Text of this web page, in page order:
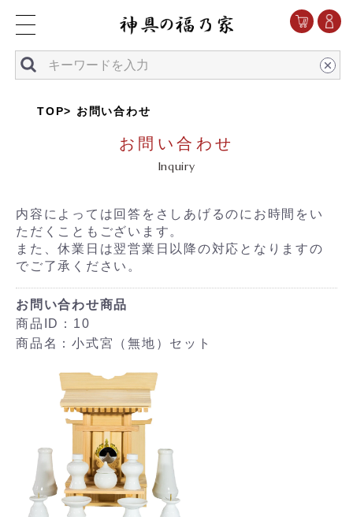
TOP お問い合わせ
お問い合わせ
Inquiry
内容によっては回答をさしあげるのにお時間をい
ただくこともございます。
また、休業日は翌営業日以降の対応となりますの
でご了承ください。
お問い合わせ商品
商品ID：10
商品名：小式宮（無地）セット